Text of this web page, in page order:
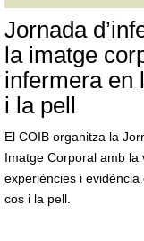
Jornada
la imatge
infermera en
i la pell
El COIB organitza la
Imatge Corporal amb la
experiències i
cos i la pell.